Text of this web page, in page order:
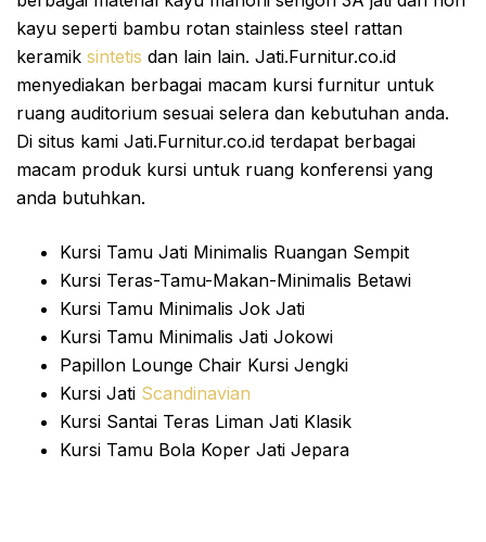
kayu seperti bambu rotan stainless steel rattan
keramik sintetis dan lain lain. Jati.Furnitur.co.id
menyediakan berbagai macam kursi furnitur untuk
ruang auditorium sesuai selera dan kebutuhan anda.
Di situs kami Jati.Furnitur.co.id terdapat berbagai
macam produk kursi untuk ruang konferensi yang
anda butuhkan.
Kursi Tamu Jati Minimalis Ruangan Sempit
Kursi Teras-Tamu-Makan-Minimalis Betawi
Kursi Tamu Minimalis Jok Jati
Kursi Tamu Minimalis Jati Jokowi
Papillon Lounge Chair Kursi Jengki
Kursi Jati Scandinavian
Kursi Santai Teras Liman Jati Klasik
Kursi Tamu Bola Koper Jati Jepara